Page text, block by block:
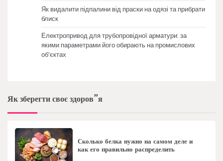
Як видалити підпалини від праски на одязі та прибрати
блиск
Електропривод для трубопровідної арматури: за
якими параметрами його обирають на промислових
об’єктах
Як зберегти своє здоров”я
Сколько белка нужно на самом деле и
как его правильно распределить